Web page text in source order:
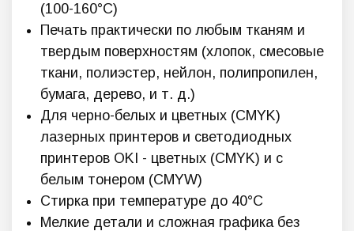
(100-160°C)
Печать практически по любым тканям и
твердым поверхностям (хлопок, смесовые
ткани, полиэстер, нейлон, полипропилен,
бумага, дерево, и т. д.)
Для черно-белых и цветных (CMYK)
лазерных принтеров и светодиодных
принтеров OKI - цветных (CMYK) и с
белым тонером (CMYW)
Стирка при температуре до 40°C
Мелкие детали и сложная графика без